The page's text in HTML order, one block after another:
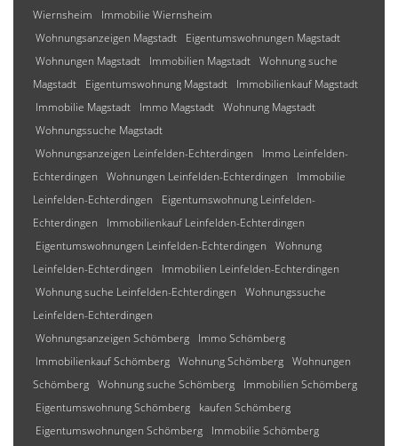
Wiernsheim
Immobilie Wiernsheim
Wohnungsanzeigen Magstadt
Eigentumswohnungen Magstadt
Wohnungen Magstadt
Immobilien Magstadt Wohnung suche
Magstadt
Eigentumswohnung Magstadt
Immobilienkauf Magstadt
Immobilie Magstadt
Immo Magstadt Wohnung Magstadt
Wohnungssuche Magstadt
Wohnungsanzeigen Leinfelden-Echterdingen
Immo Leinfelden-
Echterdingen
Wohnungen Leinfelden-Echterdingen
Immobilie
Leinfelden-Echterdingen
Eigentumswohnung Leinfelden-
Echterdingen
Immobilienkauf Leinfelden-Echterdingen
Eigentumswohnungen Leinfelden-Echterdingen
Wohnung
Leinfelden-Echterdingen
Immobilien Leinfelden-Echterdingen
Wohnung suche Leinfelden-Echterdingen
Wohnungssuche
Leinfelden-Echterdingen
Wohnungsanzeigen Schömberg
Immo Schömberg
Immobilienkauf Schömberg Wohnung Schömberg Wohnungen
Schömberg Wohnung suche Schömberg
Immobilien Schömberg
Eigentumswohnung Schömberg
kaufen Schömberg
Eigentumswohnungen Schömberg
Immobilie Schömberg